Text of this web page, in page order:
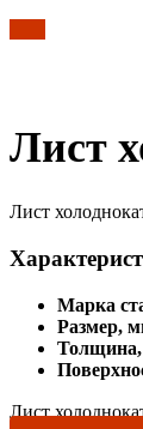
Лист
Лист
Марка
Размер,
Лист